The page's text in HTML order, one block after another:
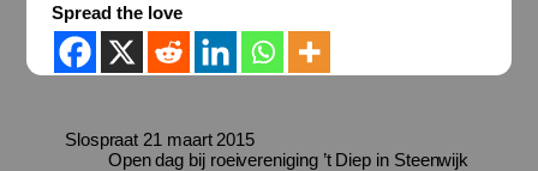
Spread the love
Slospraat 21 maart 2015
Open dag bij roeivereniging ’t Diep in Steenwijk